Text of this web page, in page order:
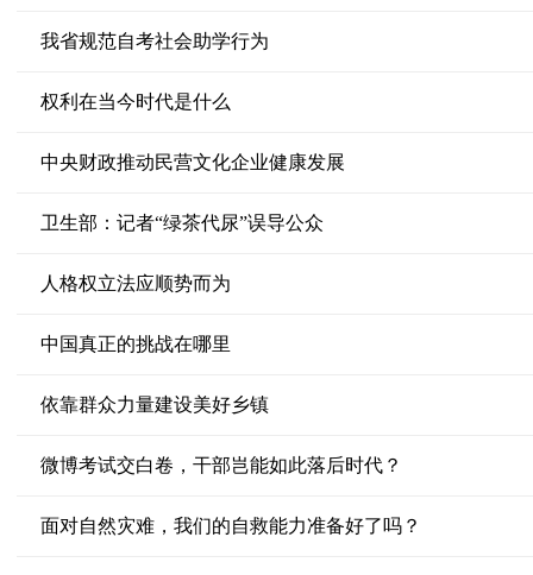
我省规范自考社会助学行为
权利在当今时代是什么
中央财政推动民营文化企业健康发展
卫生部：记者“绿茶代尿”误导公众
人格权立法应顺势而为
中国真正的挑战在哪里
依靠群众力量建设美好乡镇
微博考试交白卷，干部岂能如此落后时代？
面对自然灾难，我们的自救能力准备好了吗？